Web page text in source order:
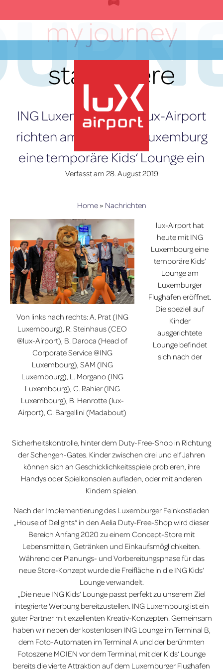
Inhalt
my journey
starts here
ING Luxembourg und lux-Airport
richten am Flughafen Luxemburg
eine temporäre Kids‘ Lounge ein
Verfasst am 28. August 2019
Home» Nachrichten
Von links nach rechts: A. Prat (ING
Luxembourg), R. Steinhaus (CEO
@lux-Airport), B. Daroca (Head of
Corporate Service @ING
Luxembourg), SAM (ING
Luxembourg), L. Morgano (ING
Luxembourg), C. Rahier (ING
Luxembourg), B. Henrotte (lux-
Airport), C. Bargellini (Madabout)
lux-Airport hat
heute mit ING
Luxembourg eine
temporäre Kids’
Lounge am
Luxemburger
Flughafen eröffnet.
Die speziell auf
Kinder
ausgerichtete
Lounge befindet
sich nach der
Sicherheitskontrolle, hinter dem Duty-Free-Shop in Richtung
der Schengen-Gates. Kinder zwischen drei und elf Jahren
können sich an Geschicklichkeitsspiele probieren, ihre
Handys oder Spielkonsolen aufladen, oder mit anderen
Kindern spielen.
Nach der Implementierung des Luxemburger Feinkostladen
„House of Delights“ in den Aelia Duty-Free-Shop wird dieser
Bereich Anfang 2020 zu einem Concept-Store mit
Lebensmitteln, Getränken und Einkaufsmöglichkeiten.
Während der Planungs- und Vorbereitungsphase für das
neue Store-Konzept wurde die Freifläche in die ING Kids‘
Lounge verwandelt.
„Die neue ING Kids‘ Lounge passt perfekt zu unserem Ziel
integrierte Werbung bereitzustellen. ING Luxembourg ist ein
guter Partner mit exzellenten Kreativ-Konzepten. Gemeinsam
haben wir neben der kostenlosen ING Lounge im Terminal B,
dem Foto-Automaten im Terminal A und der berühmten
Fotoszene MOIEN vor dem Terminal, mit der Kids‘ Lounge
bereits die vierte Attraktion auf dem Luxemburger Flughafen